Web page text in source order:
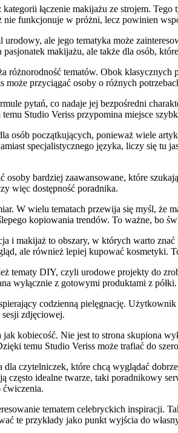
łączenie makijażu ze strojem.
funkcjonuje w próżni, lecz powinien
urodowy, ale jego tematyka może
makijażu, ale także dla osób,
różnorodność tematów. Obok
może przyciągać osoby o różnych
pytań, co nadaje jej bezpośredni
Studio Veriss przypomina miejsce
osób początkujących, ponieważ wiele
specjalistycznego języka, liczy się tu
osoby bardziej zaawansowane, które
więc dostępność poradnika.
W wielu tematach przewija się myśl, że
kopiowania trendów. To ważne, bo
i makijaż to obszary, w których warto
ale również lepiej kupować kosmetyki.
tematy DIY, czyli urodowe projekty do
wyłącznie z gotowymi produktami z
codzienną pielęgnację.
zdjęciowej.
kobiecość. Nie jest to strona skupiona
temu Studio Veriss może trafiać do
dla czytelniczek, które chcą wyglądać
często idealne twarze, taki poradnikowy
ćwiczenia.
tematem celebryckich inspiracji.
te przykłady jako punkt wyjścia do